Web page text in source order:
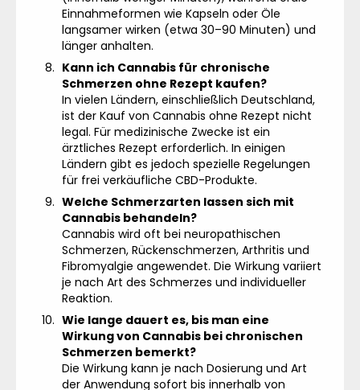
Einnahmeformen wie Kapseln oder Öle
langsamer wirken (etwa 30–90 Minuten) und
länger anhalten.
Kann ich Cannabis für chronische
Schmerzen ohne Rezept kaufen?
In vielen Ländern, einschließlich Deutschland,
ist der Kauf von Cannabis ohne Rezept nicht
legal. Für medizinische Zwecke ist ein
ärztliches Rezept erforderlich. In einigen
Ländern gibt es jedoch spezielle Regelungen
für frei verkäufliche CBD-Produkte.
Welche Schmerzarten lassen sich mit
Cannabis behandeln?
Cannabis wird oft bei neuropathischen
Schmerzen, Rückenschmerzen, Arthritis und
Fibromyalgie angewendet. Die Wirkung variiert
je nach Art des Schmerzes und individueller
Reaktion.
Wie lange dauert es, bis man eine
Wirkung von Cannabis bei chronischen
Schmerzen bemerkt?
Die Wirkung kann je nach Dosierung und Art
der Anwendung sofort bis innerhalb von